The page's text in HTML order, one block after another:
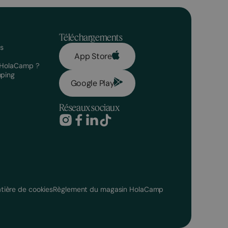
?
Téléchargements
App Store
Google Play
Réseaux sociaux
de cookiesRèglement du magasin HolaCamp